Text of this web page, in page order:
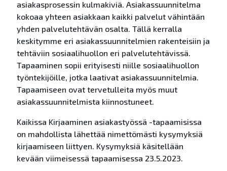
asiakasprosessin kulmakiviä. Asiakassuunnitelma
kokoaa yhteen asiakkaan kaikki palvelut vähintään
yhden palvelutehtävän osalta. Tällä kerralla
keskitymme eri asiakassuunnitelmien rakenteisiin ja
tehtäviin sosiaalihuollon eri palvelutehtävissä.
Tapaaminen sopii erityisesti niille sosiaalihuollon
työntekijöille, jotka laativat asiakassuunnitelmia.
Tapaamiseen ovat tervetulleita myös muut
asiakassuunnitelmista kiinnostuneet.
Kaikissa Kirjaaminen asiakastyössä -tapaamisissa
on mahdollista lähettää nimettömästi kysymyksiä
kirjaamiseen liittyen. Kysymyksiä käsitellään
kevään viimeisessä tapaamisessa 23.5.2023.